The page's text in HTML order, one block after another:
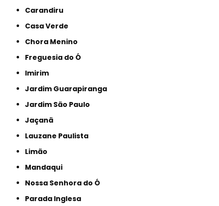
Carandiru
Casa Verde
Chora Menino
Freguesia do Ó
Imirim
Jardim Guarapiranga
Jardim São Paulo
Jaçanã
Lauzane Paulista
Limão
Mandaqui
Nossa Senhora do Ó
Parada Inglesa